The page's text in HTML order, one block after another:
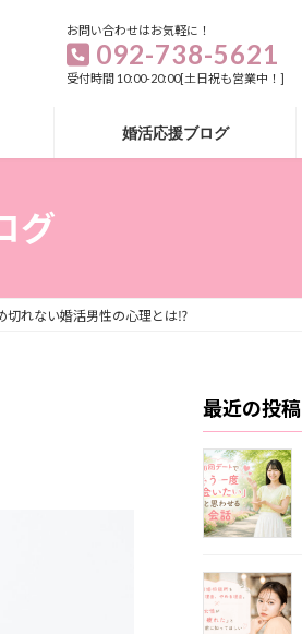
お問い合わせはお気軽に！
092-738-5621
受付時間 10:00-20:00[土日祝も営業中！]
婚活応援ブログ
グ
切れない婚活男性の心理とは⁉
最近の投稿